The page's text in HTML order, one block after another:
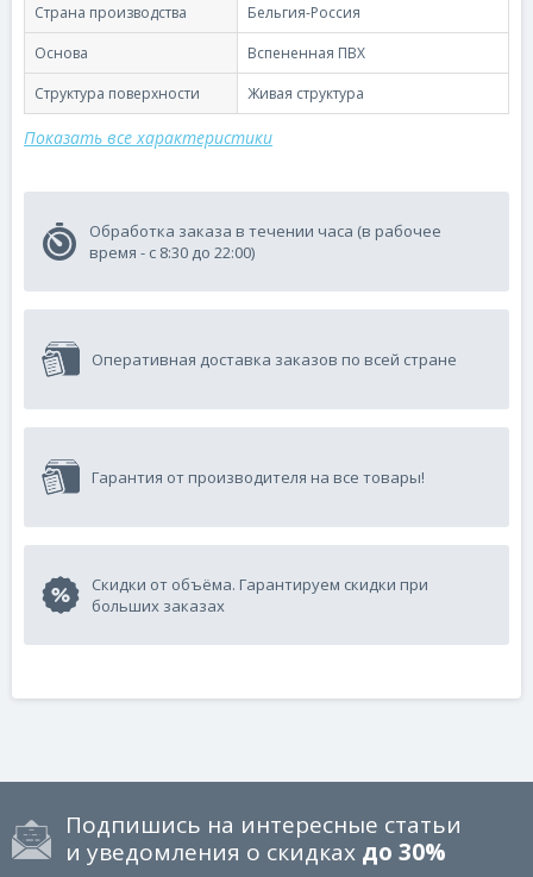
Страна производства
Бельгия-Россия
Основа
Вспененная ПВХ
Структура поверхности
Живая структура
Показать все характеристики
Обработка заказа в течении часа (в рабочее
время - с 8:30 до 22:00)
Оперативная доставка заказов по всей стране
Гарантия от производителя на все товары!
Скидки от объёма. Гарантируем скидки при
больших заказах
Подпишись на интересные статьи
и уведомления о скидках до 30%